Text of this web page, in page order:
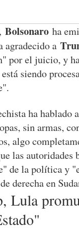
Bolsonaro ha
agradecido a
por el juicio, y
siendo
ha hablado
sin armas,
algo
las autoridades
de la política y
derecha en
Lula